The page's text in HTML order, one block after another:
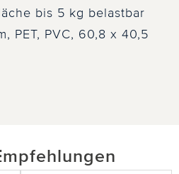
bis 5 kg belastbar
PET, PVC, 60,8 x 40,5